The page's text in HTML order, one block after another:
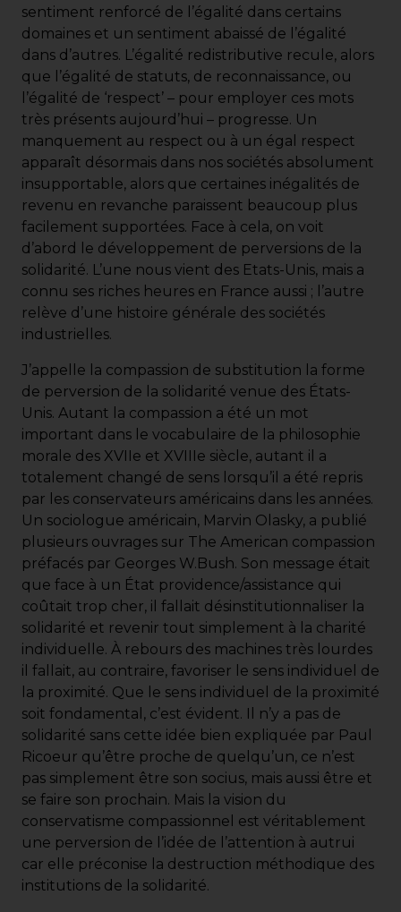
sentiment renforcé de l’égalité dans certains
domaines et un sentiment abaissé de l’égalité
dans d’autres. L’égalité redistributive recule, alors
que l’égalité de statuts, de reconnaissance, ou
l’égalité de ‘respect’ – pour employer ces mots
très présents aujourd’hui – progresse. Un
manquement au respect ou à un égal respect
apparaît désormais dans nos sociétés absolument
insupportable, alors que certaines inégalités de
revenu en revanche paraissent beaucoup plus
facilement supportées. Face à cela, on voit
d’abord le développement de perversions de la
solidarité. L’une nous vient des Etats-Unis, mais a
connu ses riches heures en France aussi ; l’autre
relève d’une histoire générale des sociétés
industrielles.
J’appelle la compassion de substitution la forme
de perversion de la solidarité venue des États-
Unis. Autant la compassion a été un mot
important dans le vocabulaire de la philosophie
morale des XVIIe et XVIIIe siècle, autant il a
totalement changé de sens lorsqu’il a été repris
par les conservateurs américains dans les années.
Un sociologue américain, Marvin Olasky, a publié
plusieurs ouvrages sur The American compassion
préfacés par Georges W.Bush. Son message était
que face à un État providence/assistance qui
coûtait trop cher, il fallait désinstitutionnaliser la
solidarité et revenir tout simplement à la charité
individuelle. À rebours des machines très lourdes
il fallait, au contraire, favoriser le sens individuel de
la proximité. Que le sens individuel de la proximité
soit fondamental, c’est évident. Il n’y a pas de
solidarité sans cette idée bien expliquée par Paul
Ricoeur qu’être proche de quelqu’un, ce n’est
pas simplement être son socius, mais aussi être et
se faire son prochain. Mais la vision du
conservatisme compassionnel est véritablement
une perversion de l’idée de l’attention à autrui
car elle préconise la destruction méthodique des
institutions de la solidarité.